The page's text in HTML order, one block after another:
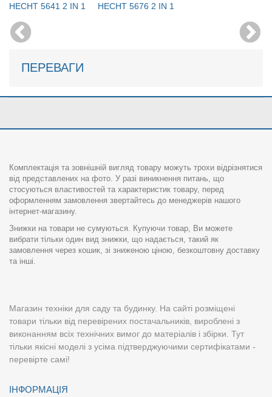
HECHT 5641 2 IN 1
HECHT 5676 2 IN 1
ПЕРЕВАГИ
Комплектація та зовнішній вигляд товару можуть трохи відрізнятися
від представлених на фото. У разі виникнення питань, що
стосуються властивостей та характеристик товару, перед
оформленням замовлення звертайтесь до менеджерів нашого
інтернет-магазину.
Знижки на товари не сумуються. Купуючи товар, Ви можете
вибрати тільки один вид знижки, що надається, такий як
замовлення через кошик, зі зниженою ціною, безкоштовну доставку
та інші.
Магазин техніки для саду та будинку. На сайті розміщені
товари тільки від перевірених постачальників, вироблені з
виконанням всіх технічних вимог до матеріалів і збірки. Тут
тільки якісні моделі з усіма підтверджуючими сертифікатами -
перевірте самі!
ІНФОРМАЦІЯ